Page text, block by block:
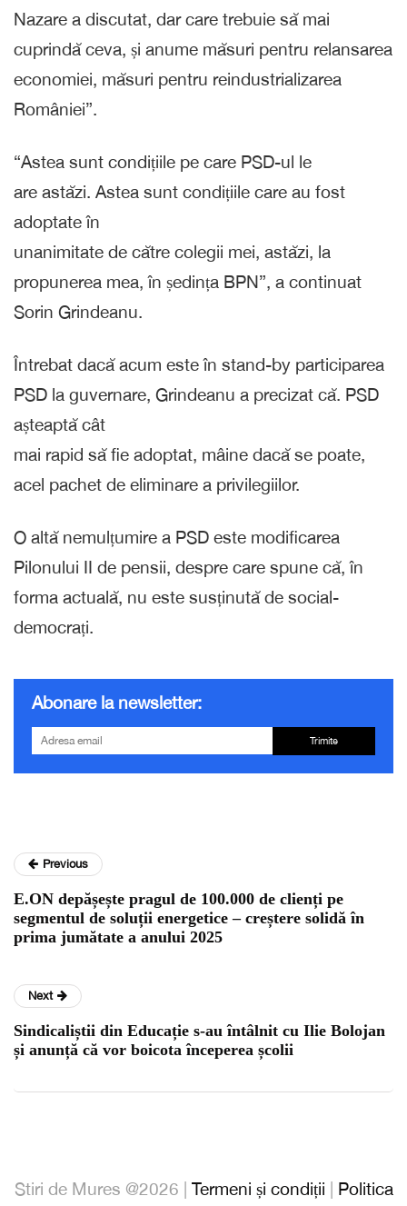
Nazare a discutat, dar care trebuie să mai
cuprindă ceva, și anume măsuri pentru relansarea
economiei, măsuri pentru reindustrializarea
României”.
“Astea sunt condițiile pe care PSD-ul le
are astăzi. Astea sunt condițiile care au fost
adoptate în
unanimitate de către colegii mei, astăzi, la
propunerea mea, în ședința BPN”, a continuat
Sorin Grindeanu.
Întrebat dacă acum este în stand-by participarea
PSD la guvernare, Grindeanu a precizat că. PSD
așteaptă cât
mai rapid să fie adoptat, mâine dacă se poate,
acel pachet de eliminare a privilegiilor.
O altă nemulțumire a PSD este modificarea
Pilonului II de pensii, despre care spune că, în
forma actuală, nu este susținută de social-
democrați.
Abonare la newsletter:
Trimite
Previous
E.ON depășește pragul de 100.000 de clienți pe
segmentul de soluții energetice – creștere solidă în
prima jumătate a anului 2025
Next
Sindicaliștii din Educație s-au întâlnit cu Ilie Bolojan
și anunță că vor boicota începerea școlii
Stiri de Mures @2026 | Termeni și condiții Politica